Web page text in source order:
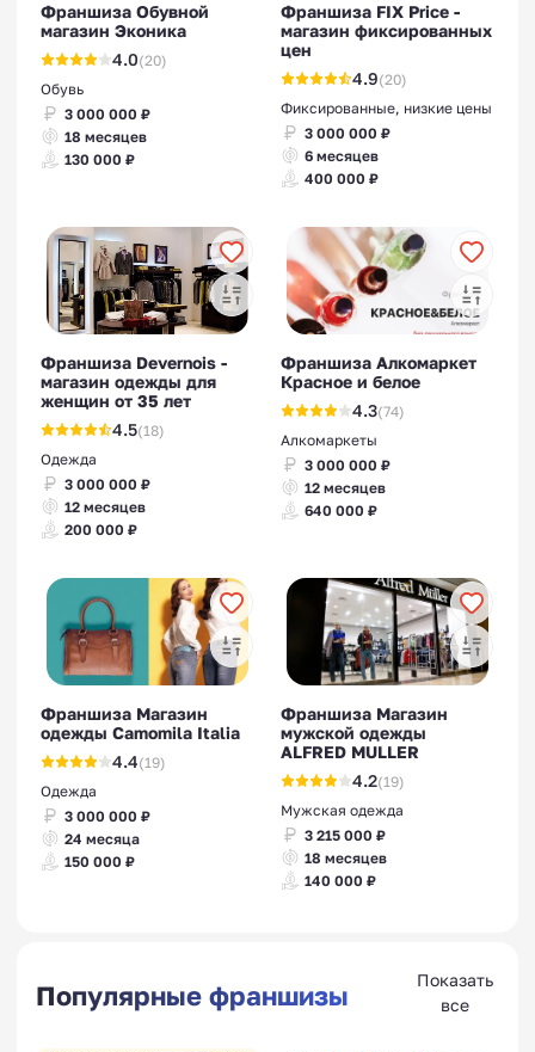
Франшиза Обувной
магазин Эконика
4.0(20)
Обувь
3 000 000 ₽
18 месяцев
130 000 ₽
Франшиза FIX Price -
магазин фиксированных
цен
4.9(20)
Фиксированные, низкие цены
3 000 000 ₽
6 месяцев
400 000 ₽
Франшиза Devernois -
магазин одежды для
женщин от 35 лет
4.5(18)
Одежда
3 000 000 ₽
12 месяцев
200 000 ₽
Франшиза Алкомаркет
Красное и белое
4.3(74)
Алкомаркеты
3 000 000 ₽
12 месяцев
640 000 ₽
Франшиза Магазин
одежды Camomila Italia
4.4(19)
Одежда
3 000 000 ₽
24 месяца
150 000 ₽
Франшиза Магазин
мужской одежды
ALFRED MULLER
4.2(19)
Мужская одежда
3 215 000 ₽
18 месяцев
140 000 ₽
Популярные франшизы
Показать
все